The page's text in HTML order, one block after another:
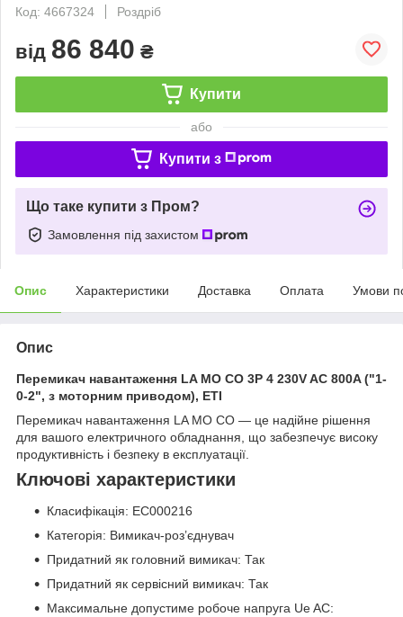
Код: 4667324
Роздріб
від 86 840 ₴
Купити
або
Купити з
Що таке купити з Пром?
Замовлення під захистом
Опис Характеристики Доставка Оплата Умови
Опис
Перемикач навантаження LA MO CO 3P 4 230V AC 800A ("1-
0-2", з моторним приводом), ETI
Перемикач навантаження LA MO CO — це надійне рішення
для вашого електричного обладнання, що забезпечує високу
продуктивність і безпеку в експлуатації.
Ключові характеристики
Класифікація: EC000216
Категорія: Вимикач-роз’єднувач
Придатний як головний вимикач: Так
Придатний як сервісний вимикач: Так
Максимальне допустиме робоче напруга Ue AC: